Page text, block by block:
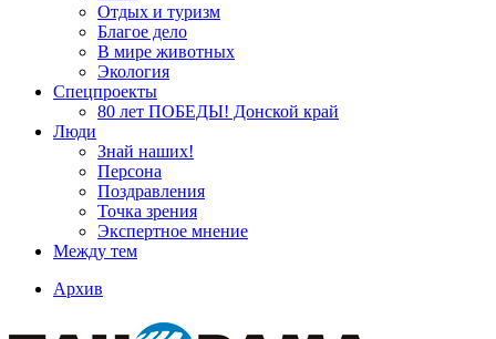
Отдых и туризм
Благое дело
В мире животных
Экология
Спецпроекты
80 лет ПОБЕДЫ! Донской край
Люди
Знай наших!
Персона
Поздравления
Точка зрения
Экспертное мнение
Между тем
Архив